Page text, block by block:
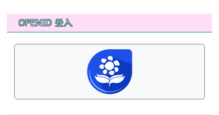
左邊區域內容
OPENID 登入